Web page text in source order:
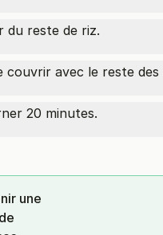
du reste de riz.
couvrir avec le reste des
20 minutes.
une